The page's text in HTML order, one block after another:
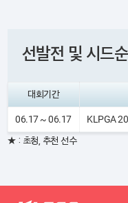
선발전 및 시드
대회기간
06.17 ~ 06.17 KLPGA
★ : 초청, 추천 선수